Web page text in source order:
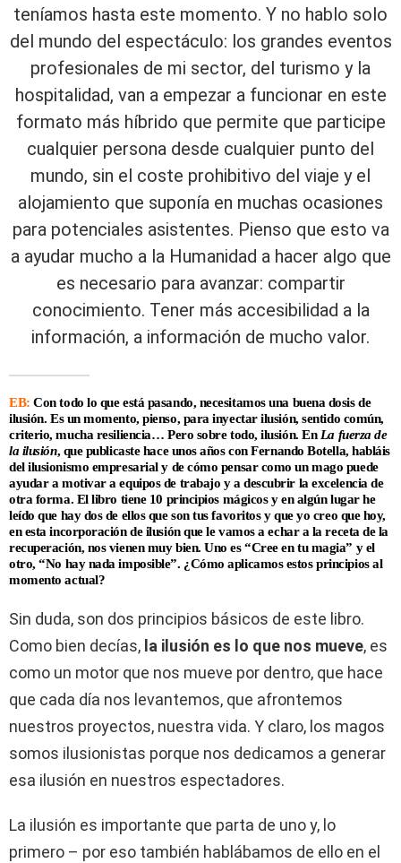
teníamos hasta este momento. Y no hablo solo
del mundo del espectáculo: los grandes eventos
profesionales de mi sector, del turismo y la
hospitalidad, van a empezar a funcionar en este
formato más híbrido que permite que participe
cualquier persona desde cualquier punto del
mundo, sin el coste prohibitivo del viaje y el
alojamiento que suponía en muchas ocasiones
para potenciales asistentes. Pienso que esto va
a ayudar mucho a la Humanidad a hacer algo que
es necesario para avanzar: compartir
conocimiento. Tener más accesibilidad a la
información, a información de mucho valor.
EB: Con todo lo que está pasando, necesitamos una buena dosis de
ilusión. Es un momento, pienso, para inyectar ilusión, sentido común,
criterio, mucha resiliencia… Pero sobre todo, ilusión. EnLa fuerza de
la ilusión, que publicaste hace unos años con Fernando Botella, habláis
del ilusionismo empresarial y de cómo pensar como un mago puede
ayudar a motivar a equipos de trabajo y a descubrir la excelencia de
otra forma. El libro tiene 10 principios mágicos y en algún lugar he
leído que hay dos de ellos que son tus favoritos y que yo creo que hoy,
en esta incorporación de ilusión que le vamos a echar a la receta de la
recuperación, nos vienen muy bien. Uno es “Cree en tu magia” y el
otro, “No hay nada imposible”. ¿Cómo aplicamos estos principios al
momento actual?
Sin duda, son dos principios básicos de este libro.
Como bien decías, la ilusión es lo que nos mueve, es
como un motor que nos mueve por dentro, que hace
que cada día nos levantemos, que afrontemos
nuestros proyectos, nuestra vida. Y claro, los magos
somos ilusionistas porque nos dedicamos a generar
esa ilusión en nuestros espectadores.
La ilusión es importante que parta de uno y, lo
primero – por eso también hablábamos de ello en el